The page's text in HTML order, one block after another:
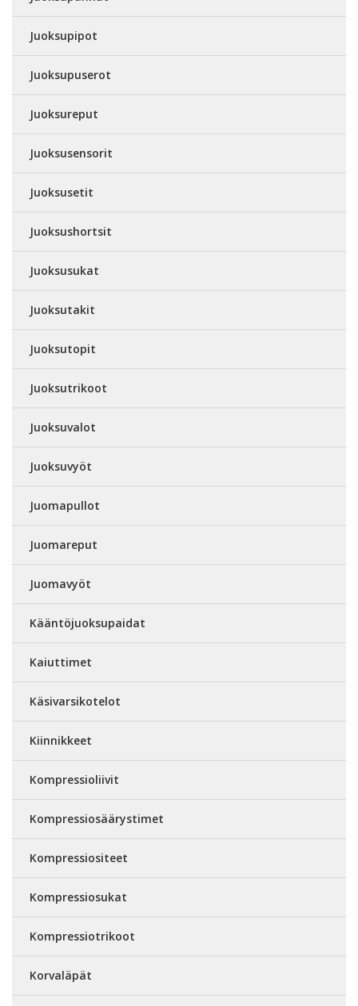
Juoksupipot
Juoksupuserot
Juoksureput
Juoksusensorit
Juoksusetit
Juoksushortsit
Juoksusukat
Juoksutakit
Juoksutopit
Juoksutrikoot
Juoksuvalot
Juoksuvyöt
Juomapullot
Juomareput
Juomavyöt
Kääntöjuoksupaidat
Kaiuttimet
Käsivarsikotelot
Kiinnikkeet
Kompressioliivit
Kompressiosäärystimet
Kompressiositeet
Kompressiosukat
Kompressiotrikoot
Korvaläpät